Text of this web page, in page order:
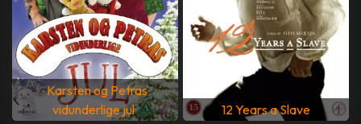
Karsten og Petras
vidunderlige jul
12 Years a Slave